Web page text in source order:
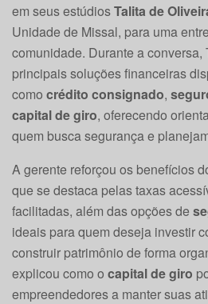
em seus estúdiosTalita de
Unidade de Missal, para uma
comunidade. Durante a conversa,
principais soluções financeiras
como crédito consignado,
capital de giro, oferecendo
quem busca segurança e
A gerente reforçou os benefícios
que se destaca pelas taxas
facilitadas, além das opções de
ideais para quem deseja investir
construir patrimônio de forma
explicou como o capital de giro
empreendedores a manter suas